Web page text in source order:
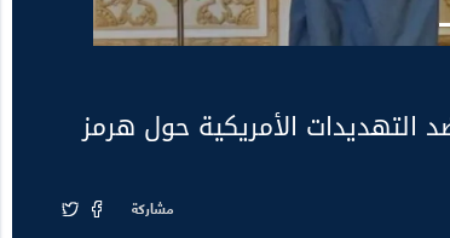
الأمريكية حول هرمز
مشاركة